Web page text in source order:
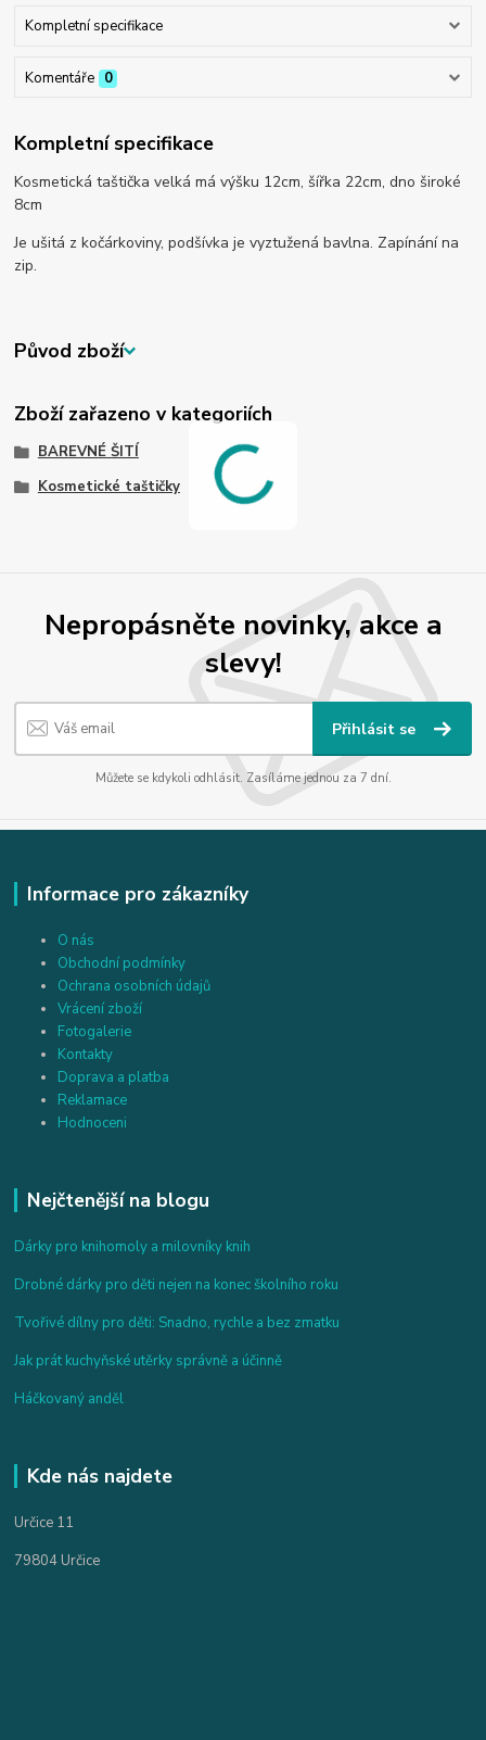
Kompletní specifikace
Komentáře 0
Kompletní specifikace
Kosmetická taštička velká má výšku 12cm, šířka 22cm, dno široké
8cm
Je ušitá z kočárkoviny, podšívka je vyztužená bavlna. Zapínání na
zip.
Původ zboží
Zboží zařazeno v kategoriích
BAREVNÉ ŠITÍ
Kosmetické taštičky
Nepropásněte novinky, akce a
slevy!
Přihlásit se
Můžete se kdykoli odhlásit. Zasíláme jednou za 7 dní.
Informace pro zákazníky
O nás
Obchodní podmínky
Ochrana osobních údajů
Vrácení zboží
Fotogalerie
Kontakty
Doprava a platba
Reklamace
Hodnoceni
Nejčtenější na blogu
Dárky pro knihomoly a milovníky knih
Drobné dárky pro děti nejen na konec školního roku
Tvořivé dílny pro děti: Snadno, rychle a bez zmatku
Jak prát kuchyňské utěrky správně a účinně
Háčkovaný anděl
Kde nás najdete
Určice 11
79804 Určice